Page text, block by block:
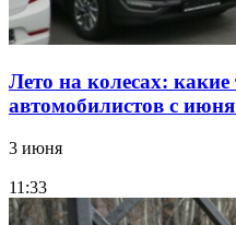
Лето на колесах:
автомобилистов с
3 июня
11:33